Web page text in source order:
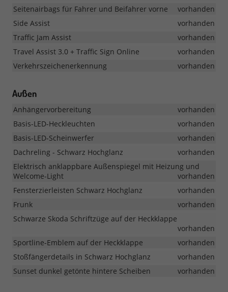
Seitenairbags für Fahrer und Beifahrer vorne
vorhanden
Side Assist
vorhanden
Traffic Jam Assist
vorhanden
Travel Assist 3.0 + Traffic Sign Online
vorhanden
Verkehrszeichenerkennung
vorhanden
Außen
Anhängervorbereitung
vorhanden
Basis-LED-Heckleuchten
vorhanden
Basis-LED-Scheinwerfer
vorhanden
Dachreling - Schwarz Hochglanz
vorhanden
Elektrisch anklappbare Außenspiegel mit Heizung und
Welcome-Light
vorhanden
Fensterzierleisten Schwarz Hochglanz
vorhanden
Frunk
vorhanden
Schwarze Skoda Schriftzüge auf der Heckklappe
vorhanden
Sportline-Emblem auf der Heckklappe
vorhanden
Stoßfängerdetails in Schwarz Hochglanz
vorhanden
Sunset dunkel getönte hintere Scheiben
vorhanden